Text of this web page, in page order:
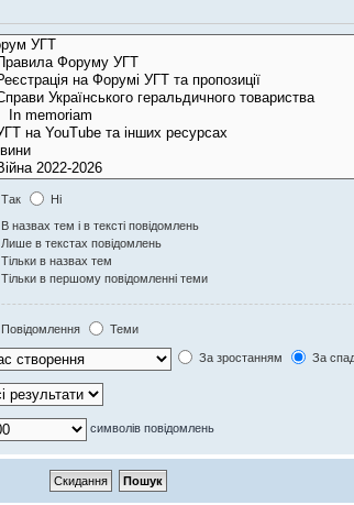
Так
Ні
В назвах тем і в тексті повідомлень
Лише в текстах повідомлень
Тільки в назвах тем
Тільки в першому повідомленні теми
Повідомлення
Теми
За зростанням За
символів повідомлень